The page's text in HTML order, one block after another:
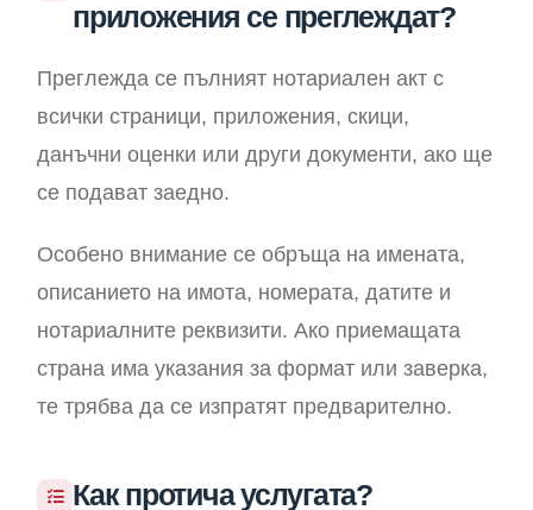
приложения се преглеждат?
Преглежда се пълният нотариален акт с
всички страници, приложения, скици,
данъчни оценки или други документи, ако ще
се подават заедно.
Особено внимание се обръща на имената,
описанието на имота, номерата, датите и
нотариалните реквизити. Ако приемащата
страна има указания за формат или заверка,
те трябва да се изпратят предварително.
Как протича услугата?